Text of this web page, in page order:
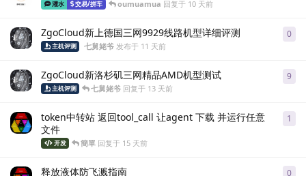
灌水 交易/拼车 oumuamua 回复于 10 天前
ZgoCloud新上德国三网9929线路机型详细评测
主机评测 七舅姥爷 发布于 11 天前
0
ZgoCloud新洛杉矶三网精品AMD机型测试
主机评测 七舅姥爷 回复于 13 天前
9
token中转站 返回tool_call 让agent 下载 并运行任意
文件
开发 簡單 回复于 15 天前
1
释放液体防飞溅指南 0